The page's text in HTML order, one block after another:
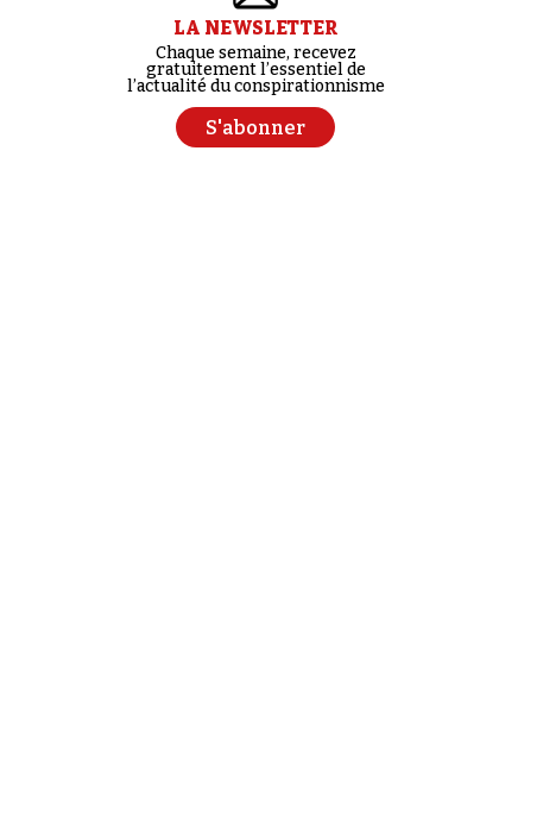
LA NEWSLETTER
Chaque semaine, recevez
gratuitement l’essentiel de
l’actualité du conspirationnisme
S'abonner